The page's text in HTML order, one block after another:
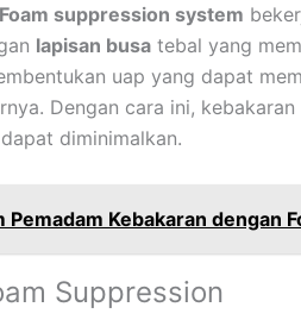
Foam suppression system
lapisan busa tebal yang
uap yang dapat
Dengan cara ini,
diminimalkan.
Pemadam Kebakaran dengan
Suppression